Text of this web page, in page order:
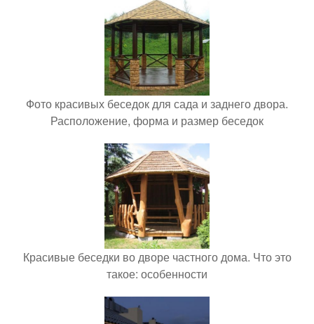
Фото красивых беседок для сада и заднего двора.
Расположение, форма и размер беседок
Красивые беседки во дворе частного дома. Что это
такое: особенности